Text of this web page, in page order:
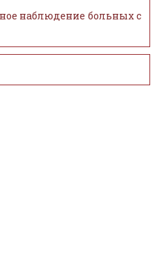
наблюдение больных с